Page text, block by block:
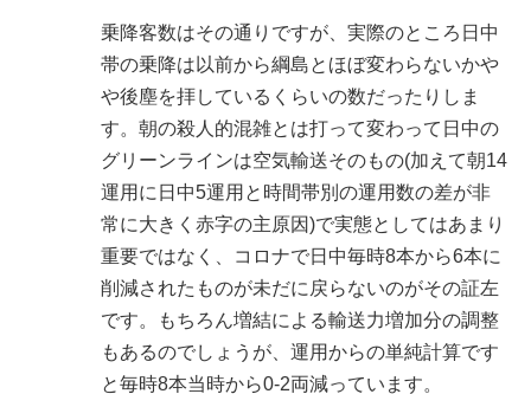
乗降客数はその通りですが、実際のところ日中
帯の乗降は以前から綱島とほぼ変わらないかや
や後塵を拝しているくらいの数だったりしま
す。朝の殺人的混雑とは打って変わって日中の
グリーンラインは空気輸送そのもの(加えて朝14
運用に日中5運用と時間帯別の運用数の差が非
常に大きく赤字の主原因)で実態としてはあまり
重要ではなく、コロナで日中毎時8本から6本に
削減されたものが未だに戻らないのがその証左
です。もちろん増結による輸送力増加分の調整
もあるのでしょうが、運用からの単純計算です
と毎時8本当時から0-2両減っています。